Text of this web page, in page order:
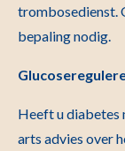
trombosedienst.
bepaling nodig.
Heeft u diabetes
arts advies over